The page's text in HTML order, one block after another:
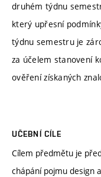
druhém týdnu
který upřesní
týdnu semestru je
za účelem stanovení
ověření získaných
UČEBNÍ CÍLE
Cílem předmětu je
chápání pojmu design